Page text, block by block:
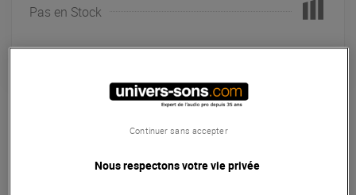
Pas en Stock
Garantie3 ans
signal et flexibilité, le rendant essentiel pour les
Nous respectons votre vie privée
Continuer sans accepter